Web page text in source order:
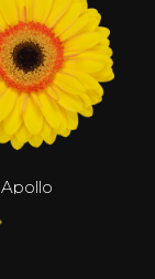
Apollo